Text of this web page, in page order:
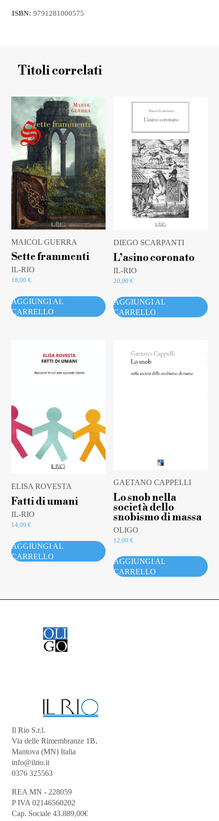
ISBN: 9791281000575
Titoli correlati
MAICOL GUERRA
Sette frammenti
IL-RIO
18,00 €
AGGIUNGI AL
CARRELLO
DIEGO SCARPANTI
L’asino coronato
IL-RIO
20,00€
AGGIUNGI AL
CARRELLO
ELISA ROVESTA
Fatti di umani
IL-RIO
14,00 €
AGGIUNGI AL
CARRELLO
GAETANO CAPPELLI
Lo snob nella
società dello
snobismo di massa
OLIGO
12,00€
AGGIUNGI AL
CARRELLO
Il Rio S.r.l.
Via delle Rimembranze 1B,
Mantova (MN) Italia
info@ilrio.it
0376 325563
REA MN - 228059
P IVA 02146560202
Cap. Sociale 43.889,00€